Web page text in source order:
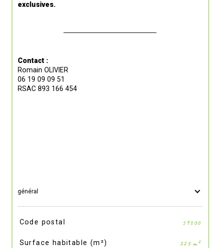
exclusives.
Contact :
Romain OLIVIER
06 19 09 09 51
RSAC 893 166 454
général
TRAD_SIROCCO_Caracteristique
Code postal 59300
Surface habitable (m²) 223 m²